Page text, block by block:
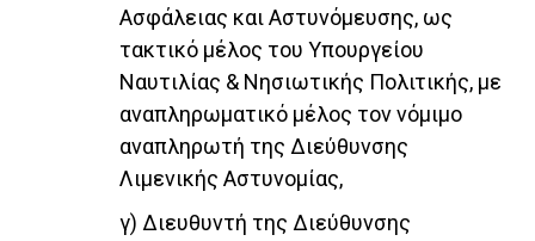
Ασφάλειας και Αστυνόμευσης, ως
τακτικό μέλος του Υπουργείου
Ναυτιλίας & Νησιωτικής Πολιτικής, με
αναπληρωματικό μέλος τον νόμιμο
αναπληρωτή της Διεύθυνσης
Λιμενικής Αστυνομίας,
γ) Διευθυντή της Διεύθυνσης